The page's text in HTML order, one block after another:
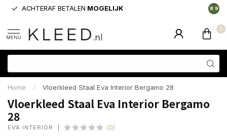
ACHTERAF BETALEN MOGELIJK 8.9
MENU
0
Home / Vloerkleed Staal Eva Interior Bergamo 28
Vloerkleed Staal Eva Interior Bergamo
28
EVA INTERIOR (0)